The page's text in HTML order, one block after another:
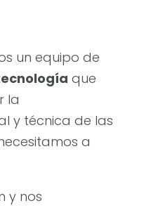
un equipo de
que
la
y técnica de las
a
y nos